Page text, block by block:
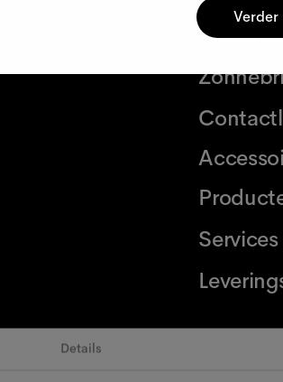
Details
Brillen
Services
Verder